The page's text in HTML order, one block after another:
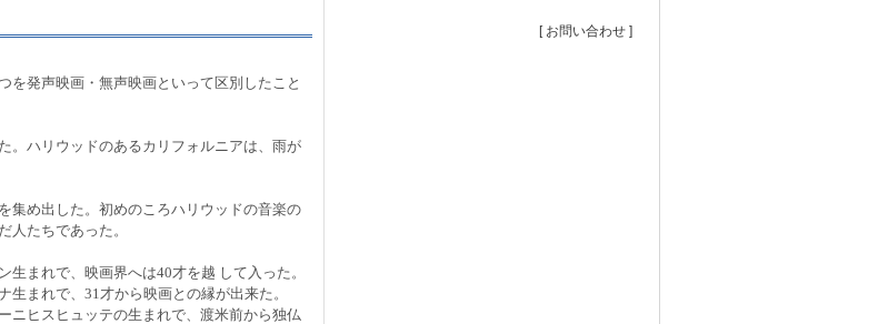
を発声映画・無声映画といって区別したこと
ハリウッドのあるカリフォルニアは、雨が
め出した。初めのころハリウッドの音楽の
人たちであった。
生まれで、映画界へは40才を越 して入った。
生まれで、31才から映画との縁が出来た。
ニヒスヒュッテの生まれで、渡米前から独仏
[ お問い合わせ ]